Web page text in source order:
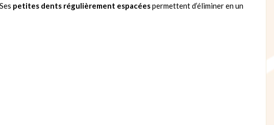
petites dents régulièrement espacéespermettent d’éliminer en un